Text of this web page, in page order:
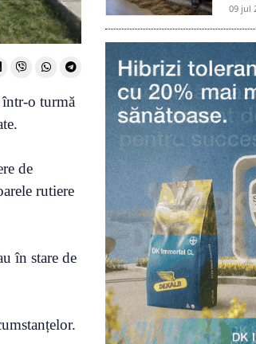
o turmă
de
rutiere
în stare de
09 jul